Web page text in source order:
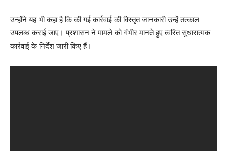
उन्होंने यह भी कहा है कि की गई कार्रवाई की विस्तृत जानकारी उन्हें तत्काल
उपलब्ध कराई जाए। प्रशासन ने मामले को गंभीर मानते हुए त्वरित सुधारात्मक
कार्रवाई के निर्देश जारी किए हैं।